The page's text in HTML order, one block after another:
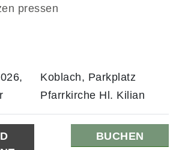
pressen
Koblach, Parkplatz
Pfarrkirche Hl. Kilian
BUCHEN